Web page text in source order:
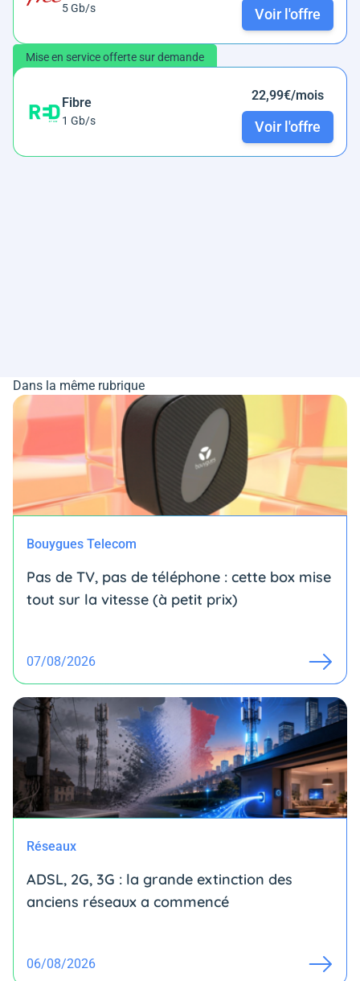
5 Gb/s Voir l'offre
Mise en service offerte sur demande
Fibre
1 Gb/s
22,99€/mois
Voir l'offre
Dans la même rubrique
Bouygues Telecom
Pas de TV, pas de téléphone : cette box mise
tout sur la vitesse (à petit prix)
07/08/2026
Réseaux
ADSL, 2G, 3G : la grande extinction des
anciens réseaux a commencé
06/08/2026